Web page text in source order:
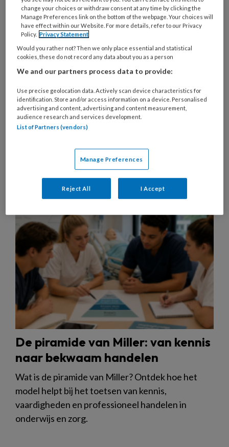
studenten optimaal te begeleiden
tijdens hun ontwikkeling tot
zorgprofessional. Bekijk
hieronder alle artikelen over
stagebegeleiding en ontdek hoe
je met goede begeleiding
bijdraagt aan een succesvolle en
leerzame stage.
Lees meer
De piramide van Miller: van kennis
naar bekwaam handelen
Wat is de piramide van Miller? Ontdek hoe het
model helpt bij het toetsen van kennis,
vaardigheden en professioneel handelen in
onderwijs en zorg.
change your choices or withdraw consent at any time by clicking the
Manage Preferences link on the bottom of the webpage. Your choices will
have effect within our Website. For more details, refer to our Privacy
Policy. Privacy Statement
Would you rather not? Then we only place essential and statistical
cookies, these do not record any data about you as a person
We and our partners process data to provide:
Use precise geolocation data. Actively scan device characteristics for
identification. Store and/or access information on a device. Personalised
advertising and content, advertising and content measurement,
audience research and services development.
List of Partners (vendors)
Manage Preferences
Reject All I Accept